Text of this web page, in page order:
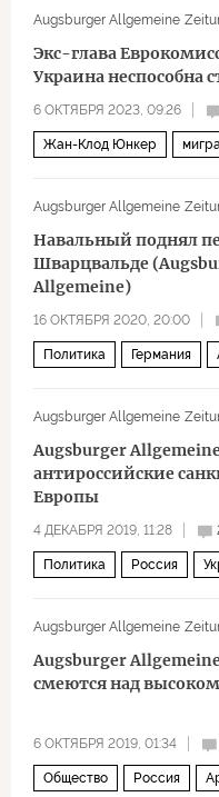
Augsburger Allgemeine
Экс-глава
Украина неспособна
6 ОКТЯБРЯ 2023, 09:26
Жан-Клод Юнкер
Augsburger Allgemeine
Навальный поднял
Шварцвальде
Allgemeine)
16 ОКТЯБРЯ 2020, 20:00
Политика Германия
Augsburger Allgemeine
Augsburger
антироссийские
Европы
4 ДЕКАБРЯ 2019, 11:28
Политика Россия
Augsburger Allgemeine
Augsburger
смеются над
6 ОКТЯБРЯ 2019, 01:34
Общество Россия